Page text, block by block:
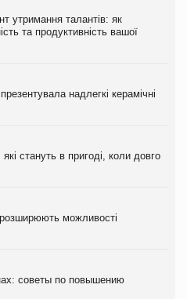
утримання талантів: як
та продуктивність вашої
надлегкі керамічні
стануть в пригоді, коли довго
можливості
советы по повышению